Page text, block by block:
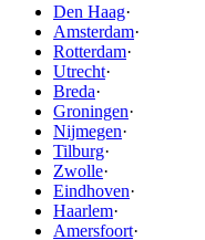
Den Haag·
Amsterdam·
Rotterdam·
Utrecht·
Breda·
Groningen·
Nijmegen·
Tilburg·
Zwolle·
Eindhoven·
Haarlem·
Amersfoort·